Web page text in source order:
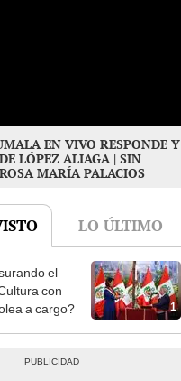
EN VIVO RESPONDE Y
LÓPEZ ALIAGA | SIN
MARÍA PALACIOS
LO ÚLTIMO
1
el
con
a cargo?